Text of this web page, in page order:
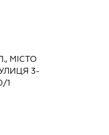
МІСТО
3-
1